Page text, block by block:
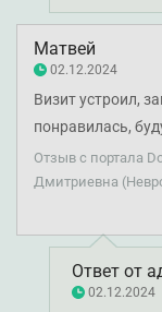
Матвей
02.12.2024
Визит устроил,
понравилась,
спасибо.
Отзыв с портала
Дмитриевна
Ответ от
02.12.2024